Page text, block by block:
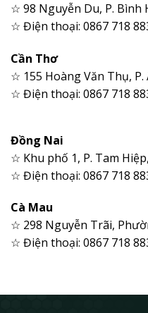
☆ 98 Nguyễn Du, P. Bình
☆ Điện thoại: 0867 718
Cần Thơ
☆ 155 Hoàng Văn Thụ, P.
☆ Điện thoại: 0867 718
Đồng Nai
☆ Khu phố 1, P. Tam
☆ Điện thoại: 0867 718
Cà Mau
☆ 298 Nguyễn Trãi,
☆ Điện thoại: 0867 718